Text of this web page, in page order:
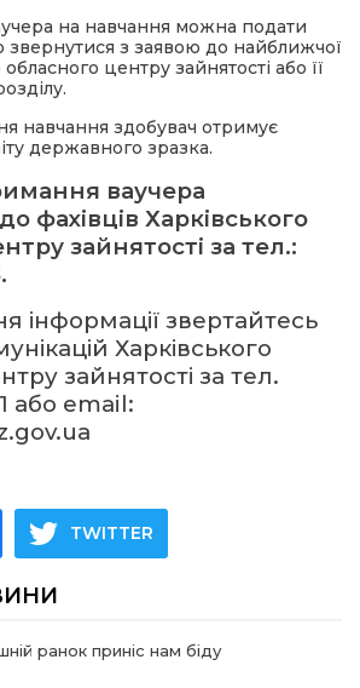
на навчання можна подати
звернутися з заявою до найближчої
обласного центру зайнятості або її
навчання здобувач отримує
державного зразка.
ваучера
фахівців Харківського
зайнятості за тел.:
інформації звертайтесь
Харківського
зайнятості за тел.
або еmail:
TWITTER
ранок приніс нам біду